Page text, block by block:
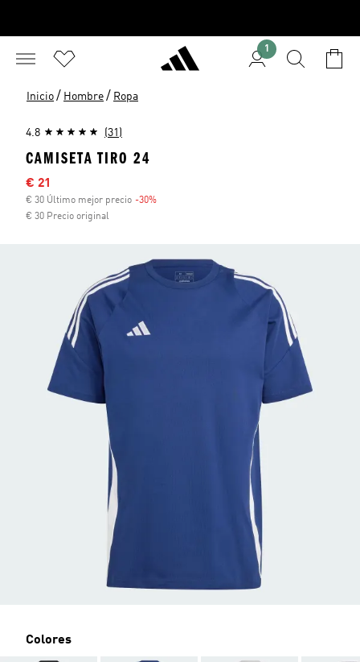
1
Inicio / Hombre / Ropa
4.8 (31)
CAMISETA TIRO 24
Precio rebajado
€ 21
€ 30 Último mejor precio -30%
€ 30 Precio original
Colores